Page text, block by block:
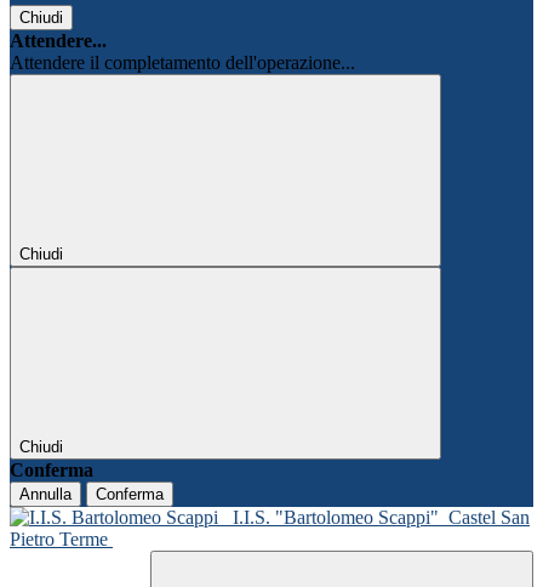
Chiudi
Attendere...
Attendere il completamento dell'operazione...
Chiudi
Chiudi
Conferma
Annulla Conferma
I.I.S. "Bartolomeo Scappi" Castel San
Pietro Terme